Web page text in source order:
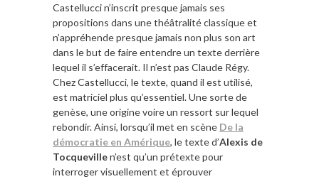
Castellucci n’inscrit presque jamais ses
propositions dans une théâtralité classique et
n’appréhende presque jamais non plus son art
dans le but de faire entendre un texte derrière
lequel il s’effacerait. Il n’est pas Claude Régy.
Chez Castellucci, le texte, quand il est utilisé,
est matriciel plus qu’essentiel. Une sorte de
genèse, une origine voire un ressort sur lequel
rebondir. Ainsi, lorsqu’il met en scène De la
démocratie en Amérique, le texte d’Alexis de
Tocquevillen’est qu’un prétexte pour
interroger visuellement et éprouver